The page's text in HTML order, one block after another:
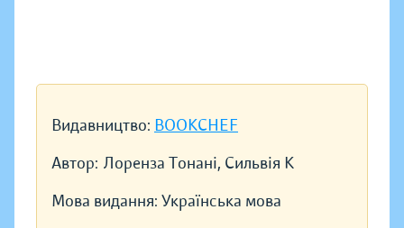
Видавництво: BOOKCHEF
Автор: Лоренза Тонані, Сильвія К
Мова видання: Українська мова